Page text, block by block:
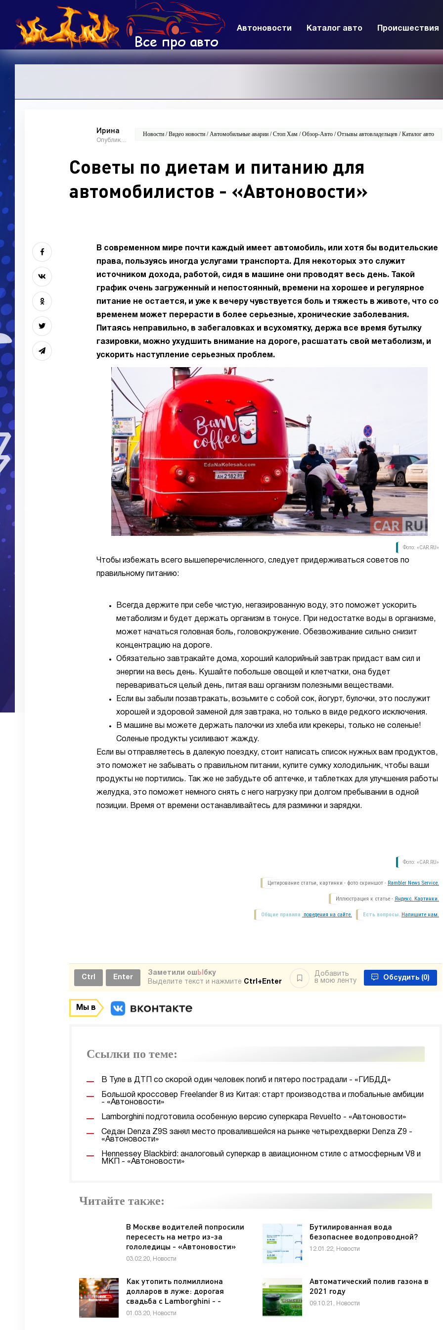
Автоновости Каталог авто Происшествия
Ирина Новости / Видео новости / Автомобильные аварии / Стоп Хам / Обзор-Авто / Отзывы автовладельцев / Каталог авто
Советы по диетам и питанию для
автомобилистов - «Автоновости»
В современном мире почти каждый имеет автомобиль, или хотя бы водительские
права, пользуясь иногда услугами транспорта. Для некоторых это служит
источником дохода, работой, сидя в машине они проводят весь день. Такой
график очень загруженный и непостоянный, времени на хорошее и регулярное
питание не остается, и уже к вечеру чувствуется боль и тяжесть в животе, что со
временем может перерасти в более серьезные, хронические заболевания.
Питаясь неправильно, в забегаловках и всухомятку, держа все время бутылку
газировки, можно ухудшить внимание на дороге, расшатать свой метаболизм, и
ускорить наступление серьезных проблем.
Фото: «CAR.RU»
Чтобы избежать всего вышеперечисленного, следует придерживаться советов по
правильному питанию:
Всегда держите при себе чистую, негазированную воду, это поможет ускорить
метаболизм и будет держать организм в тонусе. При недостатке воды в организме,
может начаться головная боль, головокружение. Обезвоживание сильно снизит
концентрацию на дороге.
Обязательно завтракайте дома, хороший калорийный завтрак придаст вам сил и
энергии на весь день. Кушайте побольше овощей и клетчатки, она будет
перевариваться целый день, питая ваш организм полезными веществами.
Если вы забыли позавтракать, возьмите с собой сок, йогурт, булочки, это послужит
хорошей и здоровой заменой для завтрака, но только в виде редкого исключения.
В машине вы можете держать палочки из хлеба или крекеры, только не соленые!
Соленые продукты усиливают жажду.
Если вы отправляетесь в далекую поездку, стоит написать список нужных вам продуктов,
это поможет не забывать о правильном питании, купите сумку холодильник, чтобы ваши
продукты не портились. Так же не забудьте об аптечке, и таблетках для улучшения работы
желудка, это поможет немного снять с него нагрузку при долгом пребывании в одной
позиции. Время от времени останавливайтесь для разминки и зарядки.
Фото: «CAR.RU»
Цитирование статьи, картинки - фото скриншот - Rambler News Service.
Иллюстрация к статье - Яндекс. Картинки.
Есть вопросы. Напишите нам.
Общие правила поведения на сайте.
Ctrl Enter
Заметили ош Ы бку
Выделите текст и нажмите Ctrl+Enter
Добавить
в мою ленту
Обсудить (0)
Мы в
Ссылки по теме:
В Туле в ДТП со скорой один человек погиб и пятеро пострадали - «ГИБДД»
Большой кроссовер Freelander 8 из Китая: старт производства и глобальные амбиции
- «Автоновости»
Lamborghini подготовила особенную версию суперкара Revuelto - «Автоновости»
Седан Denza Z9S занял место провалившейся на рынке четырехдверки Denza Z9 -
«Автоновости»
Hennessey Blackbird: аналоговый суперкар в авиационном стиле с атмосферным V8 и
МКП - «Автоновости»
Читайте также:
В Москве водителей попросили
пересесть на метро из-за
гололедицы - «Автоновости»
03.02.20, Новости
Бутилированная вода
безопаснее водопроводной?
12.01.22, Новости
Как утопить полмиллиона
долларов в луже: дорогая
свадьба с Lamborghini - -
«Автоновости»
01.03.20, Новости
Автоматический полив газона в
2021 году
09.10.21, Новости